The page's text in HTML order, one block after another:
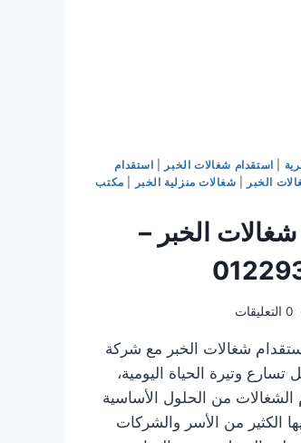
استقدام شغالات الخبر
استقدام
الخبر شغالات منزلية الخبر
مكتب
شغالات الخبر –
0 التعليقات
شغالات الخبر مع شركة
وتيرة الحياة اليومية،
الشغالات من الحلول الأساسية
الكثير من الأسر والشركات